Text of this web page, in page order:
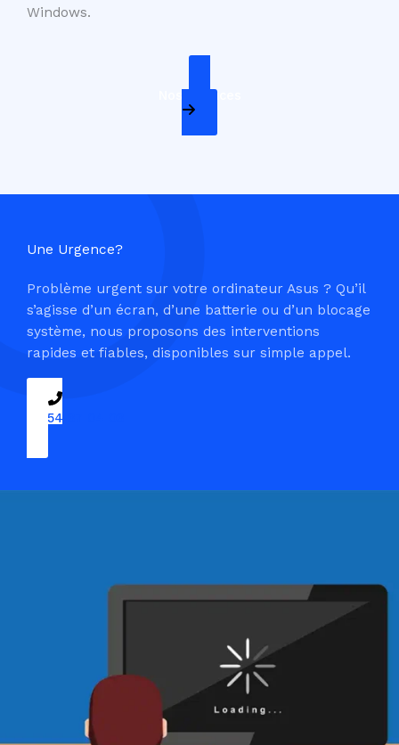
Windows.
Nos Services
Une Urgence?
Problème urgent sur votre ordinateur Asus ? Qu’il
s’agisse d’un écran, d’une batterie ou d’un blocage
système, nous proposons des interventions
rapides et fiables, disponibles sur simple appel.
09 54 37 04 03